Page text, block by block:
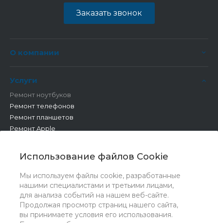
Использование файлов Cookie
Мы используем файлы cookie, разработанные
нашими специалистами и третьими лицами,
для анализа событий на нашем веб-сайте.
Продолжая просмотр страниц нашего сайта,
вы принимаете условия его использования.
Заказать звонок
О компании
Услуги
Ремонт ноутбуков
Ремонт телефонов
Ремонт планшетов
Ремонт Apple